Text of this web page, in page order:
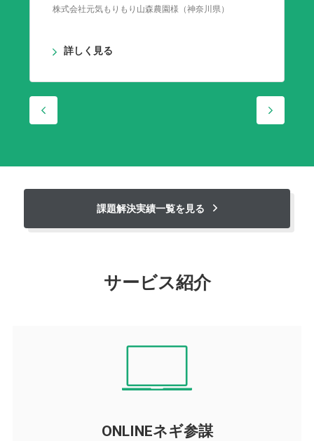
株式会社元気もりもり山森農園様（神奈川県）
詳しく見る
課題解決実績一覧を見る
サービス紹介
ONLINEネギ参謀